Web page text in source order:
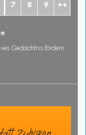
7 8 9 ++
Gedächtnis fördern